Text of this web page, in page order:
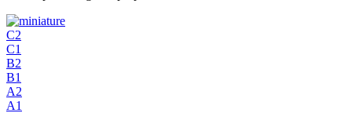
C2
C1
B2
B1
A2
A1